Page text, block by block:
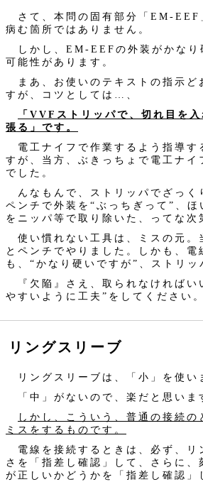
さて、本問の固有部分「EM-EEF
病む箇所ではありません。
しかし、EM-EEFの外装がかなり
可能性があります。
まあ、お使いのテキストの指示ど
すが、コツとしては…、
「VVFストリッパで、切れ目を
張る」です。
電工ナイフで作業するよう指導す
すが、当方、ぶきっちょで電工ナイ
でした。
んなもんで、ストリッパでざっく
ペンチで外装を“ぶっちぎって”、ほ
をニッパ等で取り除いた、ってな次
使い慣れない工具は、ミスの元。
とペンチでやりました。しかも、電
も、“かなり硬いですが”、ストリッ
『欠陥』さえ、取られなければい
やすいように工夫”をしてください。
リングスリーブ
リングスリーブは、「小」を使い
「中」がないので、楽だと思いま
しかし、こういう、普通の接続の
ミスをするものです。
電線を接続するときは、必ず、リ
さを「指差し確認」して、さらに、
が正しいかどうかを「指差し確認」